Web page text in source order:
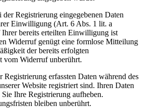
Registrierung eingegebenen Daten
Einwilligung (Art. 6 Abs. 1 lit. a
bereits erteilten Einwilligung ist
Widerruf genügt eine formlose Mitteilung
der bereits erfolgten
vom Widerruf unberührt.
Registrierung erfassten Daten während des
Website registriert sind. Ihren Daten
Ihre Registrierung aufheben.
bleiben unberührt.